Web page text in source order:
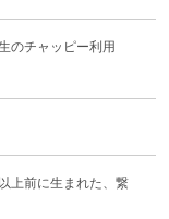
のチャッピー利用
上前に生まれた、繋